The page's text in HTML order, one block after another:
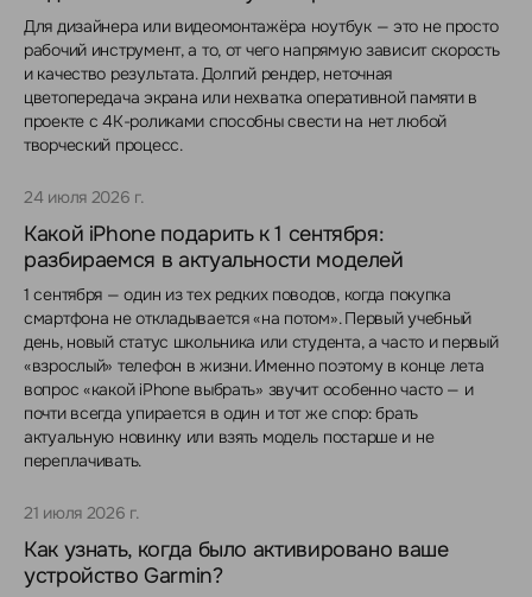
Для дизайнера или видеомонтажёра ноутбук — это не просто
рабочий инструмент, а то, от чего напрямую зависит скорость
и качество результата. Долгий рендер, неточная
цветопередача экрана или нехватка оперативной памяти в
проекте с 4K-роликами способны свести на нет любой
творческий процесс.
24 июля 2026 г.
Какой iPhone подарить к 1 сентября:
разбираемся в актуальности моделей
1 сентября — один из тех редких поводов, когда покупка
смартфона не откладывается «на потом». Первый учебный
день, новый статус школьника или студента, а часто и первый
«взрослый» телефон в жизни. Именно поэтому в конце лета
вопрос «какой iPhone выбрать» звучит особенно часто — и
почти всегда упирается в один и тот же спор: брать
актуальную новинку или взять модель постарше и не
переплачивать.
21 июля 2026 г.
Как узнать, когда было активировано ваше
устройство Garmin?